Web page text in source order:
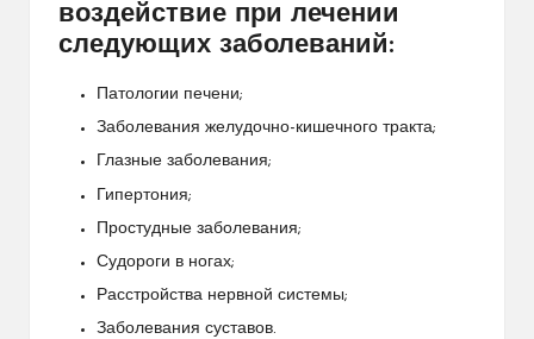
воздействие при лечении
следующих заболеваний:
Патологии печени;
Заболевания желудочно-кишечного тракта;
Глазные заболевания;
Гипертония;
Простудные заболевания;
Судороги в ногах;
Расстройства нервной системы;
Заболевания суставов.